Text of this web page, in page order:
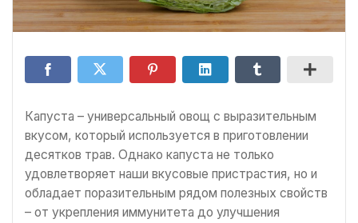
Капуста – универсальный овощ с выразительным
вкусом, который используется в приготовлении
десятков трав. Однако капуста не только
удовлетворяет наши вкусовые пристрастия, но и
обладает поразительным рядом полезных свойств
– от укрепления иммунитета до улучшения